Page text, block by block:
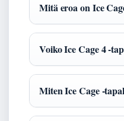
Mitä eroa on Ice
Voiko Ice Cage 4 -
Miten Ice Cage -